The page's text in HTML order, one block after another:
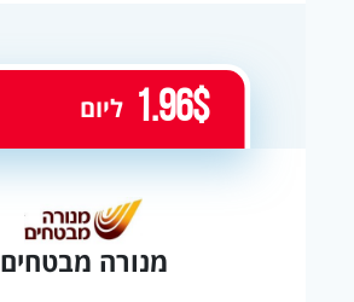
מנורה מבטחים
1.96$ ליום